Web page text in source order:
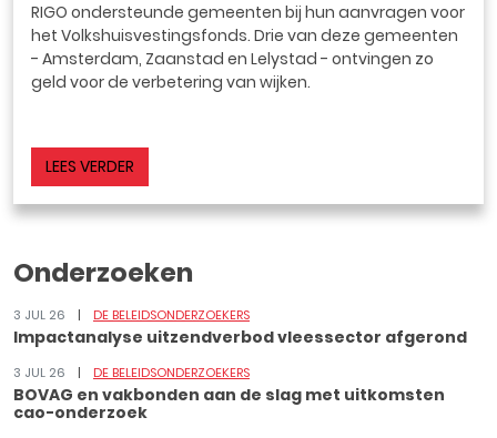
RIGO ondersteunde gemeenten bij hun aanvragen voor
het Volkshuisvestingsfonds. Drie van deze gemeenten
- Amsterdam, Zaanstad en Lelystad - ontvingen zo
geld voor de verbetering van wijken.
LEES VERDER
Onderzoeken
3 JUL 26 DE BELEIDSONDERZOEKERS
Impactanalyse uitzendverbod vleessector afgerond
3 JUL 26 DE BELEIDSONDERZOEKERS
BOVAG en vakbonden aan de slag met uitkomsten
cao-onderzoek